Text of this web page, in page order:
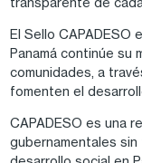
El Sello CAPADESO
Panamá continúe su
comunidades, a
fomenten el
CAPADESO es una
gubernamentales